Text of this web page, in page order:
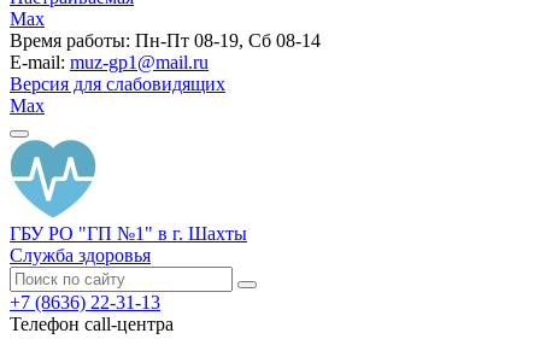
Max
Время работы: Пн-Пт 08-19, Сб 08-14
E-mail: muz-gp1@mail.ru
Версия для слабовидящих
Max
ГБУ РО "ГП №1" в г. Шахты
Служба здоровья
+7 (8636) 22-31-13
Телефон call-центра